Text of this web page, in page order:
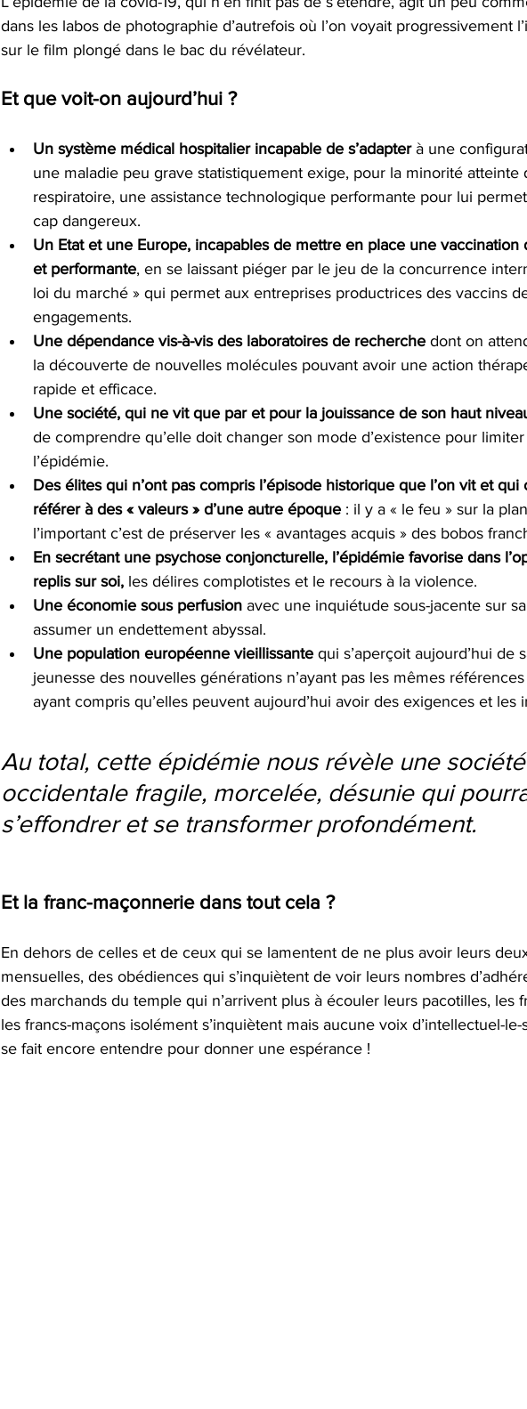
dans les labos de photographie d’autrefois où l’on voyait progressivement
sur le film plongé dans le bac du révélateur.
Et que voit-on aujourd’hui ?
Un système médical hospitalier incapable de s’adapter à une
une maladie peu grave statistiquement exige, pour la minorité atteinte
respiratoire, une assistance technologique performante pour lui
cap dangereux.
Un Etat et une Europe, incapables de mettre en place une vaccination
et performante, en se laissant piéger par le jeu de la concurrence
loi du marché » qui permet aux entreprises productrices des vaccins
engagements.
Une dépendance vis-à-vis des laboratoires de recherche dont on
la découverte de nouvelles molécules pouvant avoir une action
rapide et efficace.
Une société, qui ne vit que par et pour la jouissance de son haut
de comprendre qu’elle doit changer son mode d’existence pour
l’épidémie.
Des élites qui n’ont pas compris l’épisode historique que l’on vit et
référer à des « valeurs » d’une autre époque : il y a « le feu » sur la
l’important c’est de préserver les « avantages acquis » des bobos
En secrétant une psychose conjoncturelle, l’épidémie favorise dans
replis sur soi, les délires complotistes et le recours à la violence.
Une économie sous perfusion avec une inquiétude sous-jacente sur
assumer un endettement abyssal.
Une population européenne vieillissante qui s’aperçoit aujourd’hui de
jeunesse des nouvelles générations n’ayant pas les mêmes
ayant compris qu’elles peuvent aujourd’hui avoir des exigences et les
Au total, cette épidémie nous révèle une société
occidentale fragile, morcelée, désunie qui
s’effondrer et se transformer profondément.
Et la franc-maçonnerie dans tout cela ?
En dehors de celles et de ceux qui se lamentent de ne plus avoir leurs
mensuelles, des obédiences qui s’inquiètent de voir leurs nombres
des marchands du temple qui n’arrivent plus à écouler leurs pacotilles, les
les francs-maçons isolément s’inquiètent mais aucune voix d’intellectuel-
se fait encore entendre pour donner une espérance !